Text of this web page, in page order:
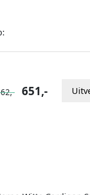
651,-